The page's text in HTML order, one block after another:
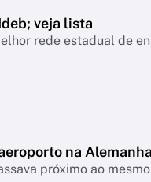
veja lista
rede estadual de
na Alemanha
próximo ao